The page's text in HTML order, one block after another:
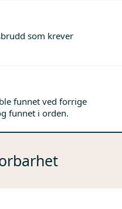
som krever
funnet ved forrige
funnet i orden.